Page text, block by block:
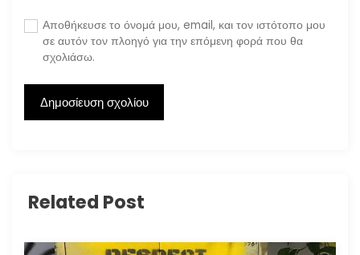
Αποθήκευσε το όνομά μου, email, και τον ιστότοπο μου
σε αυτόν τον πλοηγό για την επόμενη φορά που θα
σχολιάσω.
Related Post